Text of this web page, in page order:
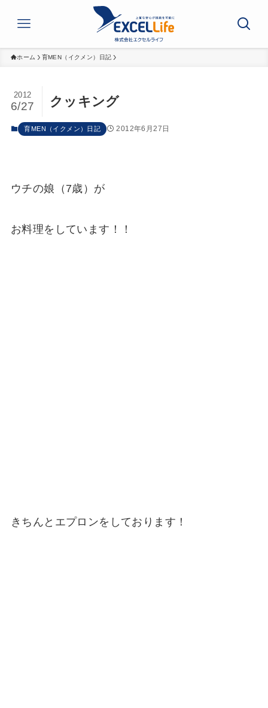
ホーム 育MEN（イクメン）日記
クッキング
2012
6/27
育MEN（イクメン）日記 2012年6月27日
ウチの娘（7歳）が
お料理をしています！！
きちんとエプロンをしております！